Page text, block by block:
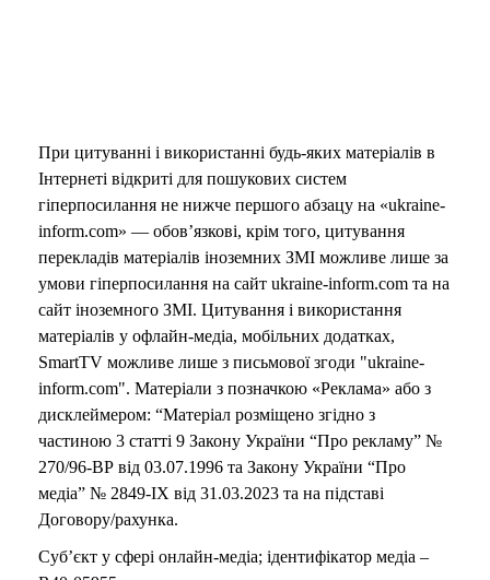
При цитуванні і використанні будь-яких матеріалів в
Інтернеті відкриті для пошукових систем
гіперпосилання не нижче першого абзацу на «ukraine-
inform.com» — обов’язкові, крім того, цитування
перекладів матеріалів іноземних ЗМІ можливе лише за
умови гіперпосилання на сайт ukraine-inform.com та на
сайт іноземного ЗМІ. Цитування і використання
матеріалів у офлайн-медіа, мобільних додатках,
SmartTV можливе лише з письмової згоди "ukraine-
inform.com". Матеріали з позначкою «Реклама» або з
дисклеймером: “Матеріал розміщено згідно з
частиною 3 статті 9 Закону України “Про рекламу” №
270/96-ВР від 03.07.1996 та Закону України “Про
медіа” № 2849-IX від 31.03.2023 та на підставі
Договору/рахунка.
Суб’єкт у сфері онлайн-медіа; ідентифікатор медіа –